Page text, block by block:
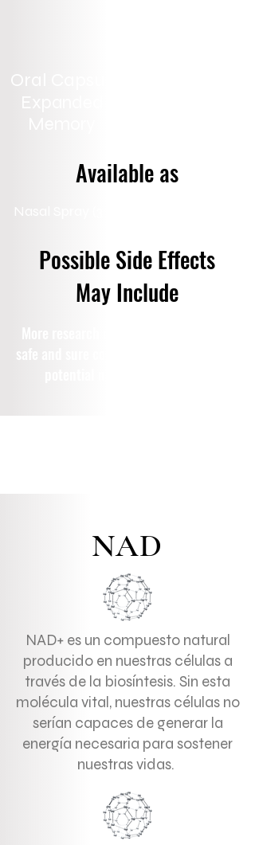
Oral Capsule / 1.5mg nightly
Available as
Possible Side Effects
May Include
NAD
NAD+ es un compuesto natural
producido en nuestras células a
través de la biosíntesis. Sin esta
molécula vital, nuestras células no
serían capaces de generar la
energía necesaria para sostener
nuestras vidas.